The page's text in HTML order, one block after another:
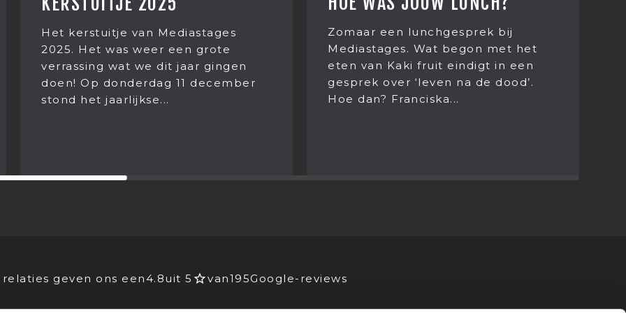
gingen
Zomaar een lunchgesprek bij
Mediastages. Wat begon met het
eten van Kaki fruit eindigt in een
gesprek over ‘leven na de dood’.
Hoe dan? Franciska...
NIEUWE MARKETEER
Ik ben Carmen Dreyer en vanaf
heden de nieuwe marketeer van
Mediastages. Het leek mij
wel netjes om mezelf even voor
relaties geven ons een 4.8uit 5 van195Google-reviews